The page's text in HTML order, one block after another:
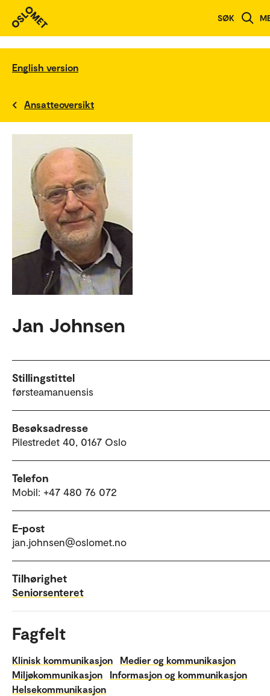
SØK
English version
Ansatteoversikt
Jan Johnsen
Stillingstittel
førsteamanuensis
Besøksadresse
Pilestredet 40, 0167 Oslo
Telefon
Mobil: +47 480 76 072
E-post
jan.johnsen@oslomet.no
Tilhørighet
Seniorsenteret
Fagfelt
Klinisk kommunikasjon
Medier og kommunikasjon
Miljøkommunikasjon
Informasjon og kommunikasjon
Helsekommunikasjon